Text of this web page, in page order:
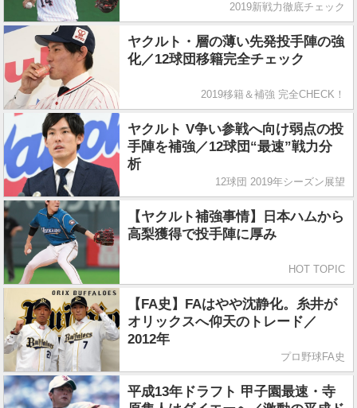
2019新戦力徹底チェック
ヤクルト・層の薄い先発投手陣の強
化／12球団移籍完全チェック
2019移籍＆補強 完全CHECK！
ヤクルト V争い参戦へ向け弱点の投
手陣を補強／12球団“最速”戦力分
析
12球団 2019年シーズン展望
【ヤクルト補強事情】日本ハムから
高梨獲得で投手陣に厚み
HOT TOPIC
【FA史】FAはやや沈静化。糸井が
オリックスへ仰天のトレード／
2012年
プロ野球FA史
平成13年ドラフト 甲子園最速・寺